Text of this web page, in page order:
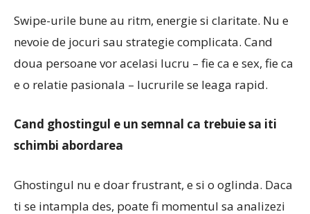
Swipe-urile bune au ritm, energie si claritate. Nu e
nevoie de jocuri sau strategie complicata. Cand
doua persoane vor acelasi lucru – fie ca e sex, fie ca
e o relatie pasionala – lucrurile se leaga rapid.
Cand ghostingul e un semnal ca trebuie sa iti
schimbi abordarea
Ghostingul nu e doar frustrant, e si o oglinda. Daca
ti se intampla des, poate fi momentul sa analizezi